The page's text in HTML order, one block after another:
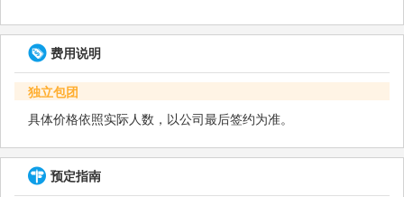
费用说明
独立包团
具体价格依照实际人数，以公司最后签约为准。
预定指南